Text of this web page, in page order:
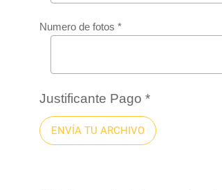
Numero de fotos *
Justificante Pago *
ENVÍA TU ARCHIVO